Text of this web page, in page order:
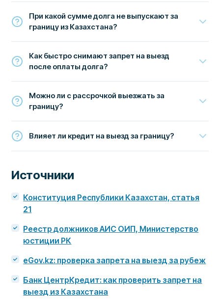
При какой сумме долга не выпускают за
границу из Казахстана?
Как быстро снимают запрет на выезд
после оплаты долга?
Можно ли с рассрочкой выезжать за
границу?
Влияет ли кредит на выезд за границу?
Источники
Конституция Республики Казахстан, статья
21
Реестр должников АИС ОИП, Министерство
юстиции РК
eGov.kz: проверка запрета на выезд за рубеж
Банк ЦентрКредит: как проверить запрет на
выезд из Казахстана